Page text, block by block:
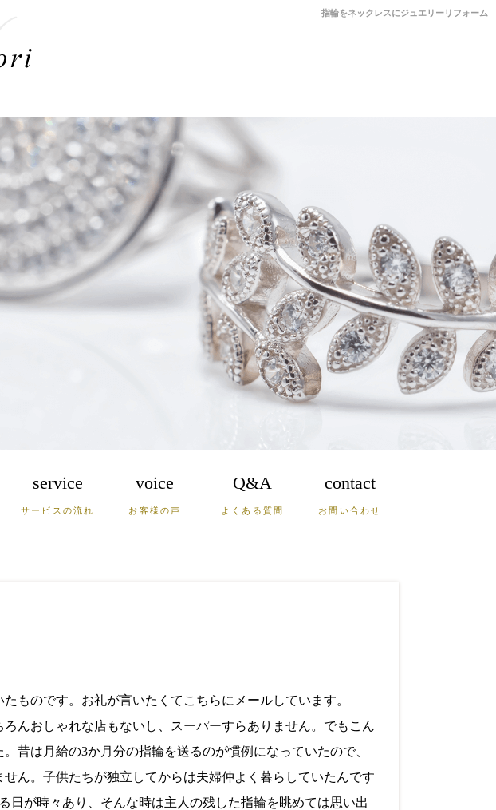
指輪をネックレスにジュエリーリフォーム
service
サービスの流れ
voice
お客様の声
Q&A
よくある質問
contact
お問い合わせ
たものです。お礼が言いたくてこちらにメールしています。
んおしゃれな店もないし、 スーパーすらありません。 でもこん
昔は月給の3か月分の指輪を送るのが慣例になっていたので、
ん。 子供たちが独立してからは夫婦仲よく暮らしていたんです
日が時々あり、 そんな時は主人の残した指輪を眺めては思い出